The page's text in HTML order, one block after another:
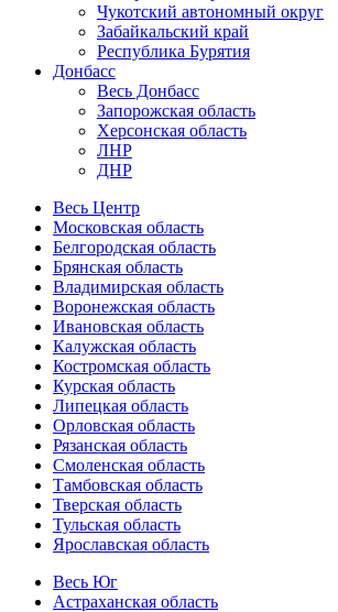
Чукотский автономный округ
Забайкальский край
Республика Бурятия
Донбасс
Весь Донбасс
Запорожская область
Херсонская область
ЛНР
ДНР
Весь Центр
Московская область
Белгородская область
Брянская область
Владимирская область
Воронежская область
Ивановская область
Калужская область
Костромская область
Курская область
Липецкая область
Орловская область
Рязанская область
Смоленская область
Тамбовская область
Тверская область
Тульская область
Ярославская область
Весь Юг
Астраханская область